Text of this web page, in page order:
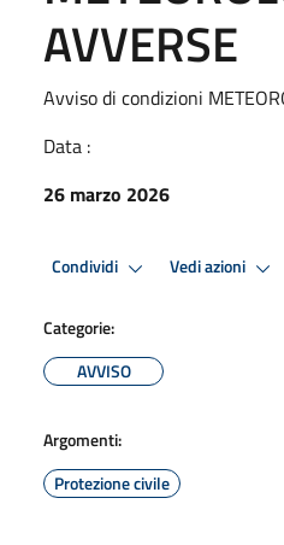
AVVERSE
Avviso di condizioni
Data :
26 marzo 2026
Condividi Vedi azioni
Categorie:
AVVISO
Argomenti:
Protezione civile